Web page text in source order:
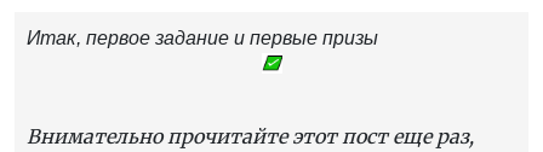
Итак, первое задание и первые призы
Внимательно прочитайте этот пост еще раз,